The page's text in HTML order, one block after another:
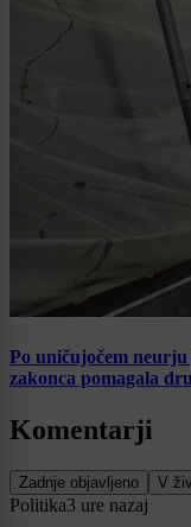
Po uničujočem
zakonca pomagala
Komentarji
Zadnje objavljeno V
Politika3 ure nazaj